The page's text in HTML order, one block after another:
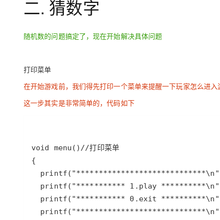
二. 猜数字
随机数的问题搞定了，现在开始解决具体问题
打印菜单
在开始游戏前，我们得先打印一个菜单来提醒一下玩家怎么进入
这一步其实是非常简单的，代码如下
void menu()//打印菜单